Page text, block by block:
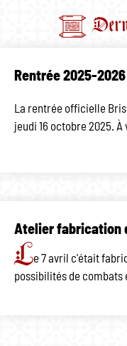
Rentrée 2025-2026
La rentrée officielle
jeudi 16 octobre 2025. À
Atelier fabrication
Le 7 avril c'était
possibilités de